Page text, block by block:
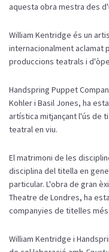
aquesta obra mestra des
William Kentridge és un
internacionalment aclamat
produccions teatrals i
Handspring Puppet
Kohler i Basil Jones, ha
artística mitjançant l'ús de
teatral en viu.
El matrimoni de les
disciplina del titella en
particular. L'obra de gran
Theatre de Londres, ha
companyies de titelles
William Kentridge i